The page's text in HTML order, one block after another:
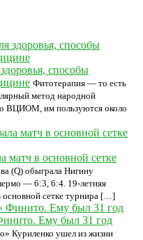
способы
Фитотерапия — то есть
метод народной
ВЦИОМ, им пользуются около
матч в основной сетке
(Q) обыграла Нигину
— 6:3, 6:4. 19-летняя
основной сетке турнира […]
Ему был 31 год
Куриленко ушел из жизни